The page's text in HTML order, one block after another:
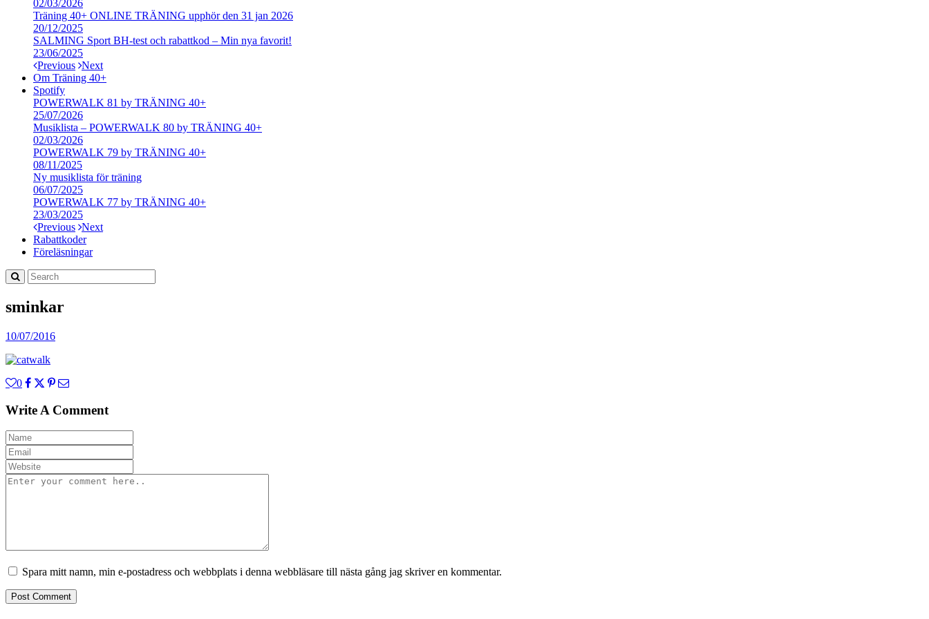
02/03/2026
Träning 40+ ONLINE TRÄNING upphör den 31 jan 2026
20/12/2025
SALMING Sport BH-test och rabattkod – Min nya favorit!
23/06/2025
Previous Next
Om Träning 40+
Spotify
POWERWALK 81 by TRÄNING 40+
25/07/2026
Musiklista – POWERWALK 80 by TRÄNING 40+
02/03/2026
POWERWALK 79 by TRÄNING 40+
08/11/2025
Ny musiklista för träning
06/07/2025
POWERWALK 77 by TRÄNING 40+
23/03/2025
Previous Next
Rabattkoder
Föreläsningar
sminkar
10/07/2016
0
Write A Comment
Spara mitt namn, min e-postadress och webbplats i denna webbläsare till nästa gång jag skriver en kommentar.